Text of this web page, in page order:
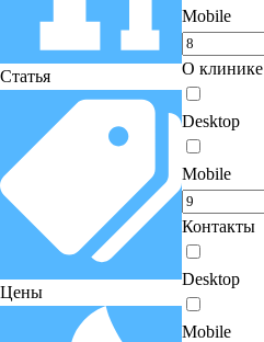
Статья
Цены
Mobile
О клинике
Desktop
Mobile
Контакты
Desktop
Mobile